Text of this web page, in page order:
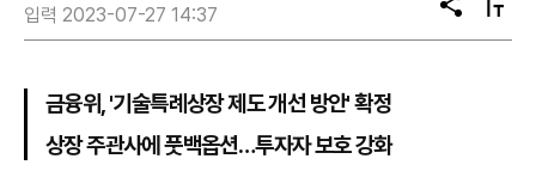
입력 2023-07-27 14:37
공
유
텍
스
금융위, '기술특례상장 제도 개선 방안' 확정
상장 주관사에 풋백옵션…투자자 보호 강화